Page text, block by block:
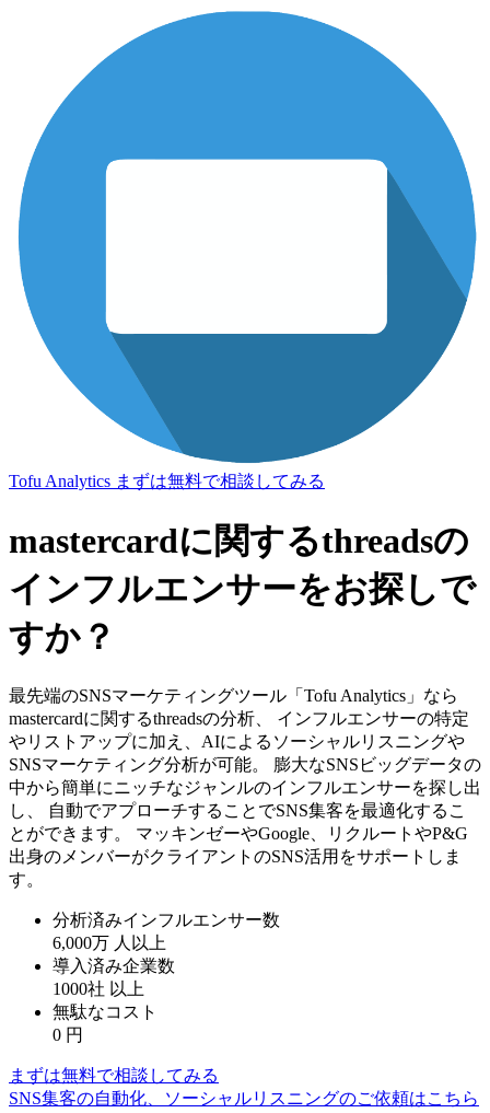
Tofu Analytics まずは無料で相談してみる
mastercardに関するthreadsの
インフルエンサーをお探しで
すか？
最先端のSNSマーケティングツール「Tofu Analytics」なら
mastercardに関するthreadsの分析、 インフルエンサーの特定
やリストアップに加え、AIによるソーシャルリスニングや
SNSマーケティング分析が可能。 膨大なSNSビッグデータの
中から簡単にニッチなジャンルのインフルエンサーを探し出
し、 自動でアプローチすることでSNS集客を最適化するこ
とができます。 マッキンゼーやGoogle、リクルートやP&G
出身のメンバーがクライアントのSNS活用をサポートしま
す。
分析済みインフルエンサー数
6,000万 人以上
導入済み企業数
1000社 以上
無駄なコスト
0 円
まずは無料で相談してみる
SNS集客の自動化、ソーシャルリスニングのご依頼はこちら